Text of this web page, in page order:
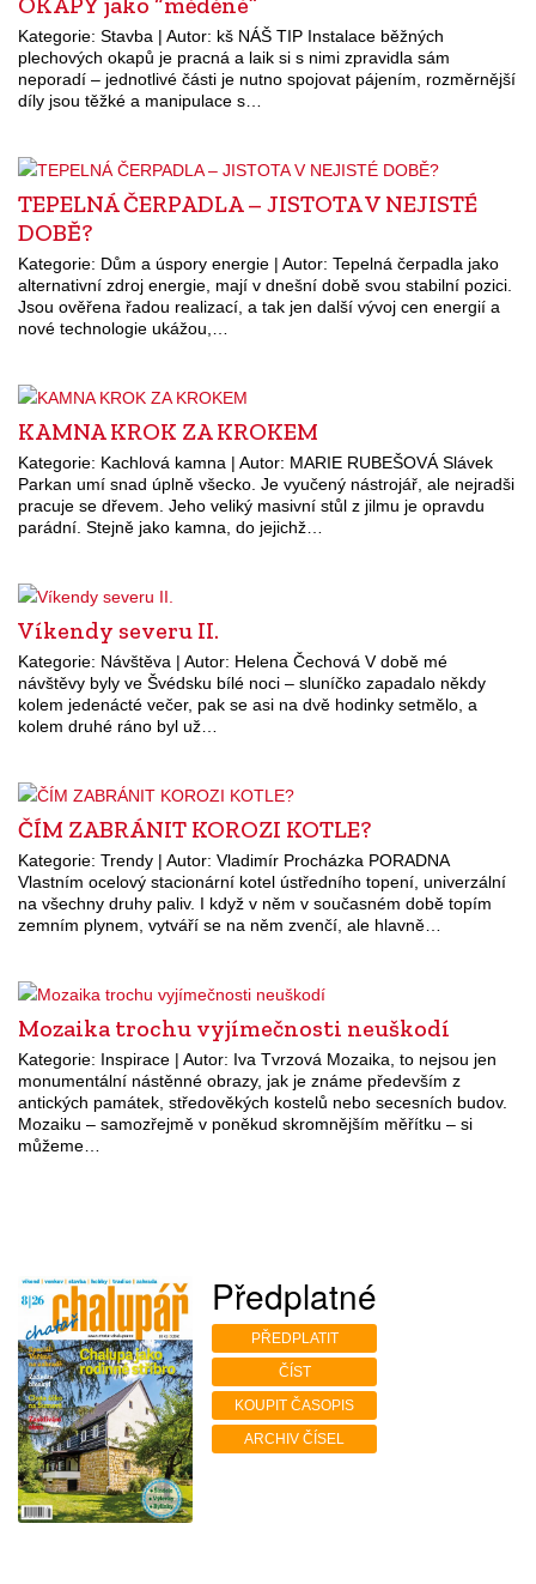
Kategorie: Stavba | Autor: kš NÁŠ TIP Instalace běžných
plechových okapů je pracná a laik si s nimi zpravidla sám
neporadí – jednotlivé části je nutno spojovat pájením, rozměrnější
díly jsou těžké a manipulace s…
TEPELNÁ ČERPADLA – JISTOTA V NEJISTÉ
DOBĚ?
Kategorie: Dům a úspory energie | Autor: Tepelná čerpadla jako
alternativní zdroj energie, mají v dnešní době svou stabilní pozici.
Jsou ověřena řadou realizací, a tak jen další vývoj cen energií a
nové technologie ukážou,…
KAMNA KROK ZA KROKEM
Kategorie: Kachlová kamna | Autor: MARIE RUBEŠOVÁ Slávek
Parkan umí snad úplně všecko. Je vyučený nástrojář, ale nejradši
pracuje se dřevem. Jeho veliký masivní stůl z jilmu je opravdu
parádní. Stejně jako kamna, do jejichž…
Víkendy severu II.
Kategorie: Návštěva | Autor: Helena Čechová V době mé
návštěvy byly ve Švédsku bílé noci – sluníčko zapadalo někdy
kolem jedenácté večer, pak se asi na dvě hodinky setmělo, a
kolem druhé ráno byl už…
ČÍM ZABRÁNIT KOROZI KOTLE?
Kategorie: Trendy | Autor: Vladimír Procházka PORADNA
Vlastním ocelový stacionární kotel ústředního topení, univerzální
na všechny druhy paliv. I když v něm v současném době topím
zemním plynem, vytváří se na něm zvenčí, ale hlavně…
Mozaika trochu vyjímečnosti neuškodí
Kategorie: Inspirace | Autor: Iva Tvrzová Mozaika, to nejsou jen
monumentální nástěnné obrazy, jak je známe především z
antických památek, středověkých kostelů nebo secesních budov.
Mozaiku – samozřejmě v poněkud skromnějším měřítku – si
můžeme…
Předplatné
PŘEDPLATIT
ČÍST
KOUPIT ČASOPIS
ARCHIV ČÍSEL